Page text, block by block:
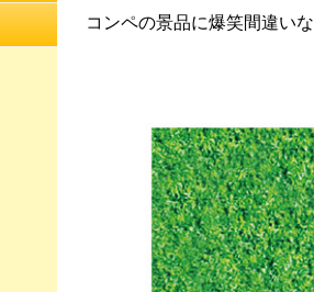
コンペの景品に爆笑間違い